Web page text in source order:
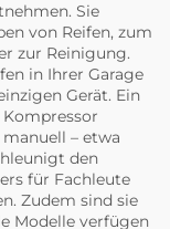
Sie
von Reifen, zum
zur Reinigung.
in Ihrer Garage
Gerät. Ein
– etwa
den
für Fachleute
Zudem sind sie
Modelle verfügen